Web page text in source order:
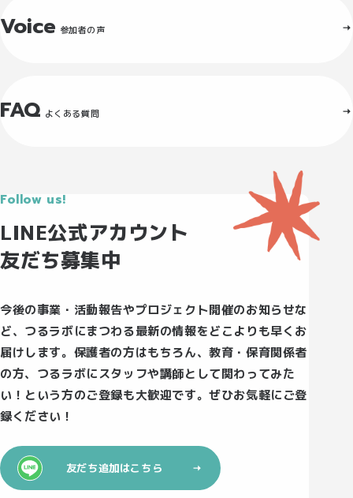
Voice 参加者の声
FAQ よくある質問
Follow us!
LINE公式アカウント
友だち募集中
今後の事業・活動報告やプロジェクト開催のお知らせな
ど、つるラボにまつわる最新の情報をどこよりも早くお
届けします。保護者の方はもちろん、教育・保育関係者
の方、つるラボにスタッフや講師として関わってみた
い！という方のご登録も大歓迎です。ぜひお気軽にご登
録ください！
友だち追加はこちら